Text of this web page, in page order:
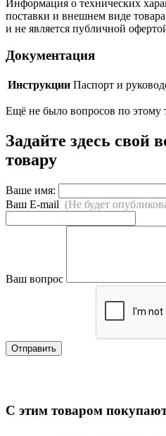
Информация о технических
поставки и внешнем виде
и не является публичной
Документация
Инструкции Паспорт и
Ещё не было вопросов по этому
Задайте здесь свой
товару
Ваше имя:
Ваш E-mail (Не будет
Ваш вопрос
Отправить
С этим товаром